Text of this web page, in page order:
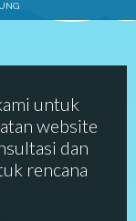
untuk
website
dan
rencana